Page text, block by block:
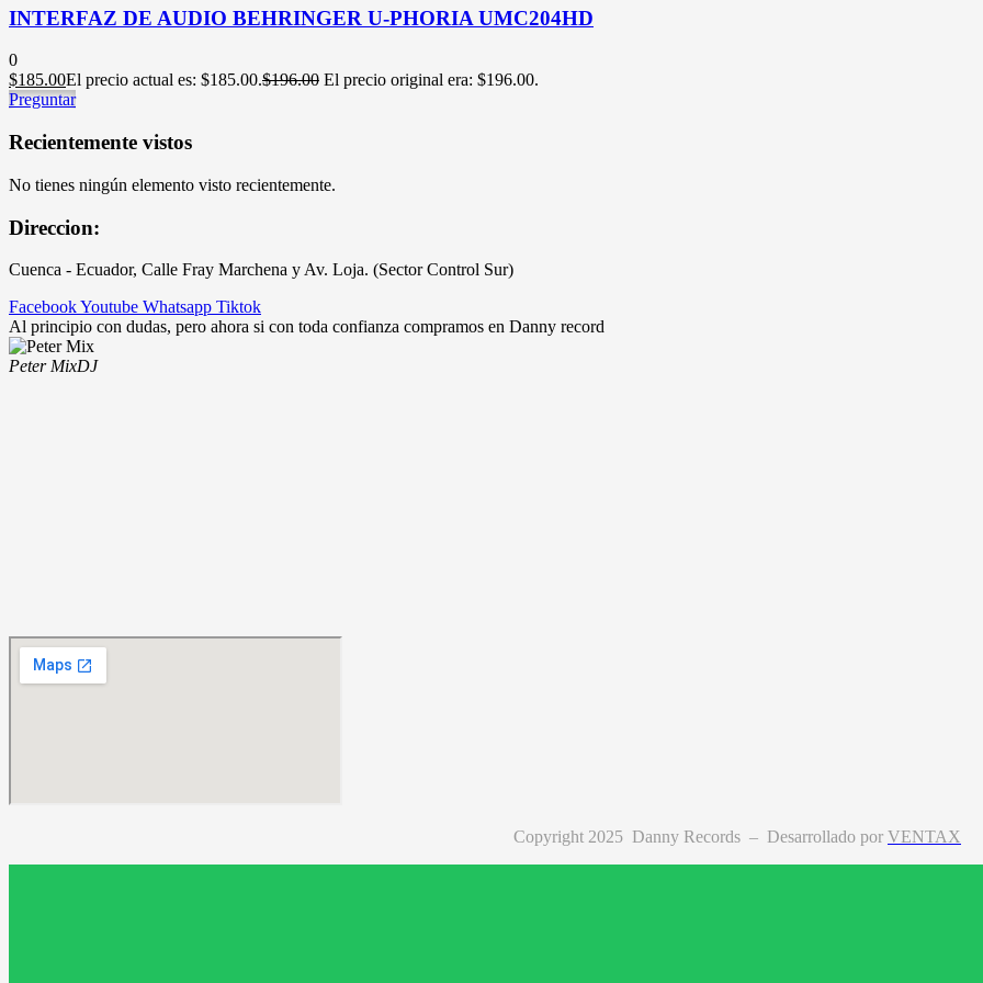
INTERFAZ DE AUDIO BEHRINGER U-PHORIA UMC204HD
0
$185.00El precio actual es: $185.00.$196.00 El precio original era: $196.00.
Preguntar
Recientemente vistos
No tienes ningún elemento visto recientemente.
Direccion:
Cuenca - Ecuador, Calle Fray Marchena y Av. Loja. (Sector Control Sur)
FacebookYoutube Whatsapp Tiktok
Al principio con dudas, pero ahora si con toda confianza compramos en Danny record
Peter MixDJ
Copyright 2025 Danny Records – Desarrollado por VENTAX